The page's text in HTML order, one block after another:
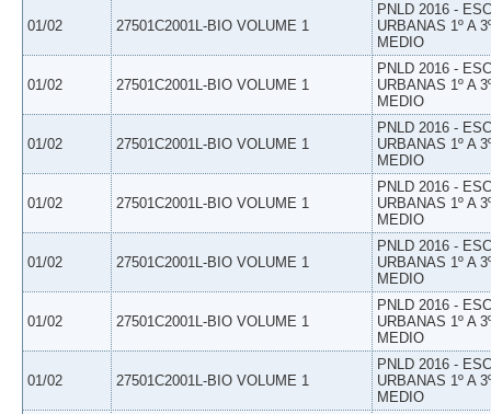
01/02 27501C2001L-BIO VOLUME 1
PNLD 2016 -
URBANAS 1º A
MEDIO
01/02 27501C2001L-BIO VOLUME 1
PNLD 2016 -
URBANAS 1º A
MEDIO
01/02 27501C2001L-BIO VOLUME 1
PNLD 2016 -
URBANAS 1º A
MEDIO
01/02 27501C2001L-BIO VOLUME 1
PNLD 2016 -
URBANAS 1º A
MEDIO
01/02 27501C2001L-BIO VOLUME 1
PNLD 2016 -
URBANAS 1º A
MEDIO
01/02 27501C2001L-BIO VOLUME 1
PNLD 2016 -
URBANAS 1º A
MEDIO
01/02 27501C2001L-BIO VOLUME 1
PNLD 2016 -
URBANAS 1º A
MEDIO